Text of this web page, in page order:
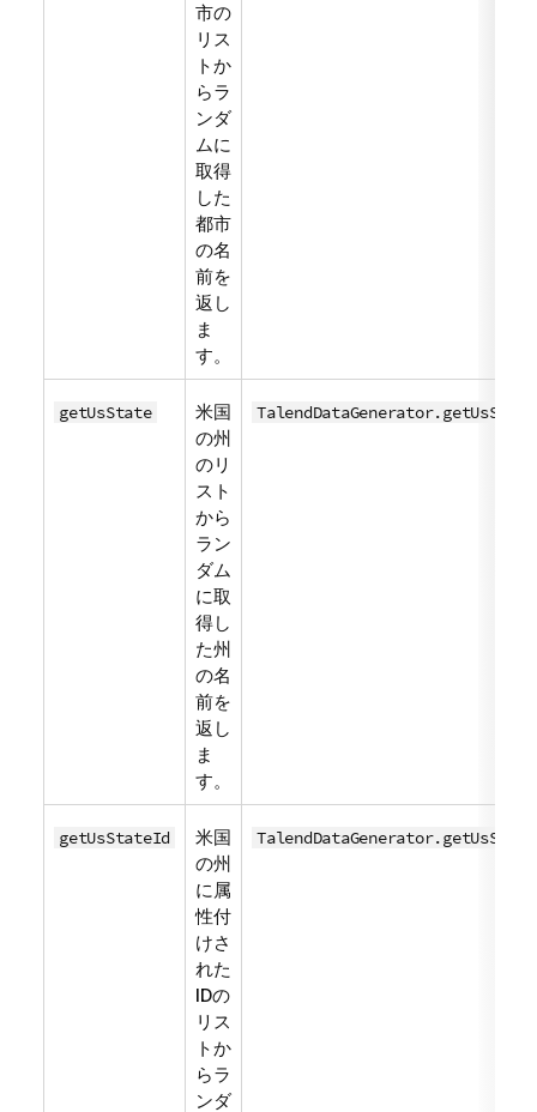
市の
リス
トか
らラ
ンダ
ムに
取得
した
都市
の名
前を
返し
ま
す。
getUsState
米国
の州
のリ
スト
から
ラン
ダム
に取
得し
た州
の名
前を
返し
ま
す。
getUsStateId
米国
の州
に属
性付
けさ
れた
IDの
リス
トか
らラ
ンダ